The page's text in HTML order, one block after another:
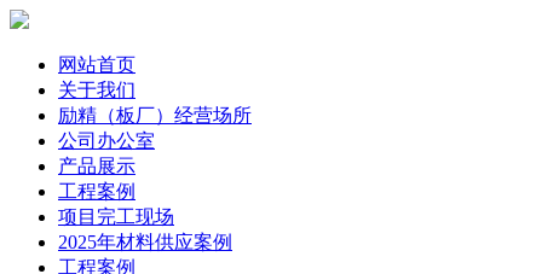
网站首页
关于我们
励精（板厂）经营场所
公司办公室
产品展示
工程案例
项目完工现场
2025年材料供应案例
工程案例